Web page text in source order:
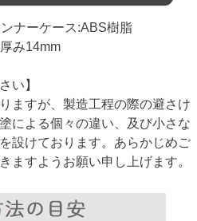
ナーケース:ABS樹脂
み14mm
い】
ますが、製造工程の際の避さけ
による個々の違い、及び小さな
設けております。あらかじめご
ますようお願い申し上げます。